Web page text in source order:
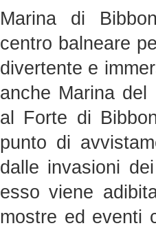
Marina di
centro balneare
divertente e
anche Marina
al Forte di
punto di
dalle invasioni
esso viene
mostre ed eventi